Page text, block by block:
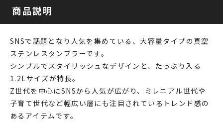
商品説明
SNSで話題となり人気を集めている、大容量タイプの真空
ステンレスタンブラーです。
シンプルでスタイリッシュなデザインと、たっぷり入る
1.2Lサイズが特長。
Z世代を中心にSNSから人気が広がり、ミレニアル世代や
子育て世代など幅広い層にも注目されているトレンド感の
あるアイテムです。